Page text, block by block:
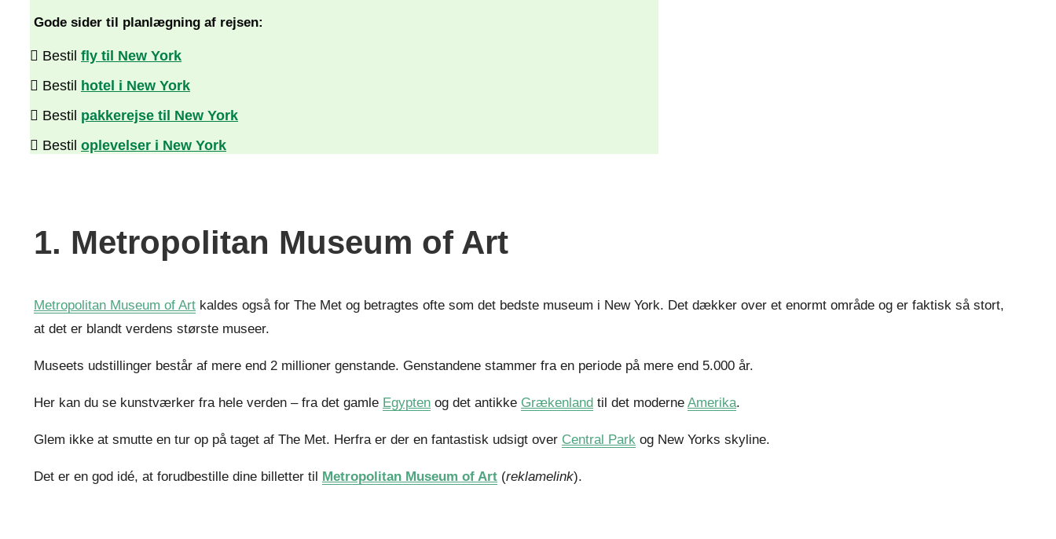
Gode sider til planlægning af rejsen:
Bestil fly til New York
Bestil
hotel i New York
Bestil pakkerejse til New York
Bestil oplevelser i New York
1. Metropolitan Museum of Art
Metropolitan Museum of Art kaldes også for The Met og betragtes ofte som det bedste museum i New York. Det dækker over et enormt område og er faktisk så stort,
at det er blandt verdens største museer.
Museets udstillinger består af mere end 2 millioner genstande. Genstandene stammer fra en periode på mere end 5.000 år.
Her kan du se kunstværker fra hele verden – fra det gamle Egypten og det antikke Grækenland til det moderne Amerika.
Glem ikke at smutte en tur op på taget af The Met. Herfra er der en fantastisk udsigt over Central Park og New Yorks skyline.
Det er en god idé, at forudbestille dine billetter til Metropolitan Museum of Art (reklamelink).